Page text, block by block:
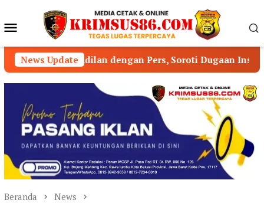
konten Menu
Mobile
News Update
dengan Pers, Soroti Dugaan Insiden di PN
Beranda News